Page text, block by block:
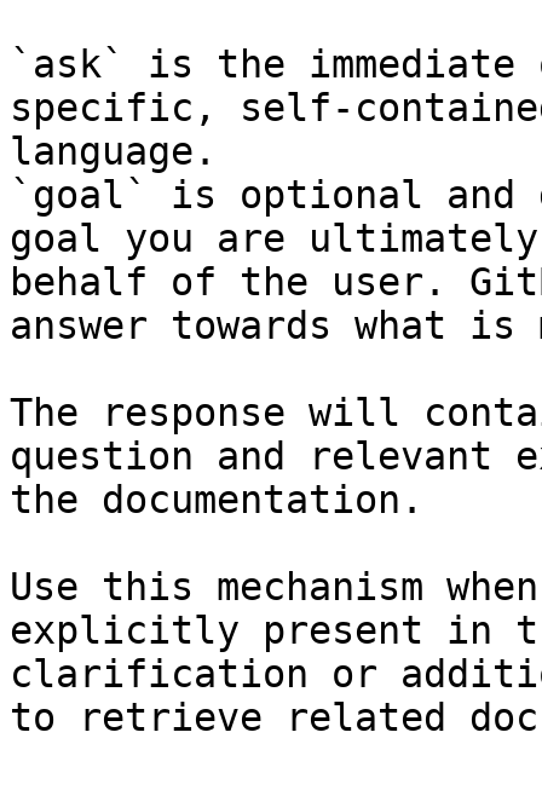
`ask` is the
specific, self-
language.
`goal` is optional and
goal you are
behalf of the user.
answer towards what
The response will
question and relevant
the documentation.
Use this mechanism
explicitly present in
clarification or